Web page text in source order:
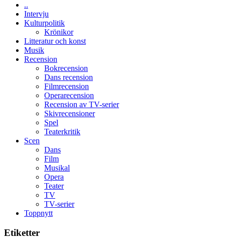
..
Intervju
Kulturpolitik
Krönikor
Litteratur och konst
Musik
Recension
Bokrecension
Dans recension
Filmrecension
Operarecension
Recension av TV-serier
Skivrecensioner
Spel
Teaterkritik
Scen
Dans
Film
Musikal
Opera
Teater
TV
TV-serier
Toppnytt
Etiketter